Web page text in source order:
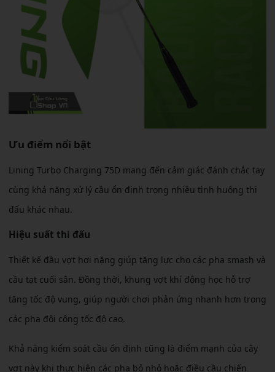
Ưu điểm nổi bật
Lining Turbo Charging 75D mang đến cảm giác đánh chắc tay
cùng khả năng xử lý cầu ổn định trong nhiều tình huống thi
đấu khác nhau.
Hiệu suất thi đấu
Thiết kế đầu vợt hơi nặng giúp tăng lực cho các pha smash và
cầu tạt cuối sân. Đồng thời, khung vợt khí động học hỗ trợ
tăng tốc độ vung, giúp người chơi phản ứng nhanh hơn trong
các pha đôi công tốc độ cao.
Khả năng kiểm soát cầu ổn định cũng là điểm mạnh của cây
vợt này khi thực hiện các pha bỏ nhỏ hoặc điều cầu chiến